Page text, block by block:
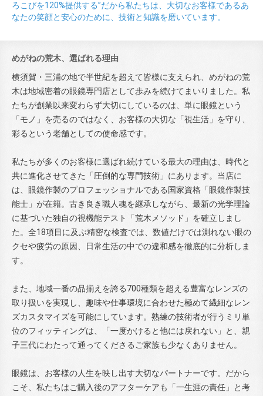
ろこびを120%提供する”だから私たちは、大切なお客様であるあ
なたの笑顔と安心のために、技術と知識を磨いています。
めがねの荒木、選ばれる理由
横須賀・三浦の地で半世紀を超えて皆様に支えられ、めがねの荒
木は地域密着の眼鏡専門店として歩みを続けてまいりました。私
たちが創業以来変わらず大切にしているのは、単に眼鏡という
「モノ」を売るのではなく、お客様の大切な「視生活」を守り、
彩るという老舗としての使命感です。
私たちが多くのお客様に選ばれ続けている最大の理由は、時代と
共に進化させてきた「圧倒的な専門技術」にあります。当店に
は、眼鏡作製のプロフェッショナルである国家資格「眼鏡作製技
能士」が在籍。古き良き職人魂を継承しながら、最新の光学理論
に基づいた独自の視機能テスト「荒木メソッド」を確立しまし
た。全18項目に及ぶ精密な検査では、数値だけでは測れない眼の
クセや疲労の原因、日常生活の中での違和感を徹底的に分析しま
す。
また、地域一番の品揃えを誇る700種類を超える豊富なレンズの
取り扱いを実現し、趣味や仕事環境に合わせた極めて繊細なレン
ズカスタマイズを可能にしています。熟練の技術者が行うミリ単
位のフィッティングは、「一度かけると他には戻れない」と、親
子三代にわたって通ってくださるご家族も少なくありません。
眼鏡は、お客様の人生を映し出す大切なパートナーです。だから
こそ、私たちはご購入後のアフターケアも「一生涯の責任」と考